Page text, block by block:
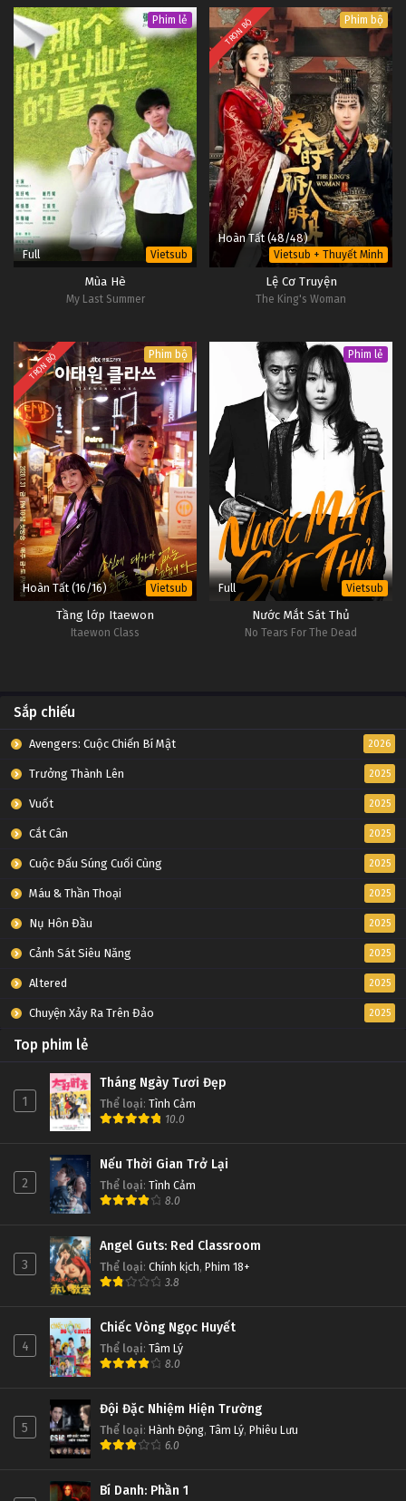
Phim lẻ
Full Vietsub
Mùa Hè
My Last Summer
TRỌN BỘ Phim bộ
Hoàn Tất (48/48)
Vietsub + Thuyết Minh
Lệ Cơ Truyện
The King's Woman
TRỌN BỘ Phim bộ
Hoàn Tất (16/16) Vietsub
Tầng lớp Itaewon
Itaewon Class
Phim lẻ
Full Vietsub
Nước Mắt Sát Thủ
No Tears For The Dead
Sắp chiếu
Avengers: Cuộc Chiến Bí Mật 2026
Trưởng Thành Lên 2025
Vuốt 2025
Cắt Cân 2025
Cuộc Đấu Súng Cuối Cùng 2025
Máu & Thần Thoại 2025
Nụ Hôn Đầu 2025
Cảnh Sát Siêu Năng 2025
Altered 2025
Chuyện Xảy Ra Trên Đảo 2025
Top phim lẻ
1
Tháng Ngày Tươi Đẹp
Thể loại: Tình Cảm
10.0
2
Nếu Thời Gian Trở Lại
Thể loại: Tình Cảm
8.0
3
Angel Guts: Red Classroom
Thể loại: Chính kịch, Phim 18+
3.8
4
Chiếc Vòng Ngọc Huyết
Thể loại: Tâm Lý
8.0
5
Đội Đặc Nhiệm Hiện Trường
Thể loại: Hành Động, Tâm Lý, Phiêu Lưu
6.0
Bí Danh: Phần 1